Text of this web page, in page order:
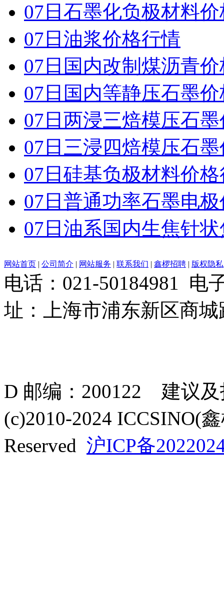
07日石墨化负极材料
07日油浆价格行情
07日国内改制煤沥青
07日国内 等静压石墨
07日两浸三焙模压石
07日三浸四焙模压石
07日硅基负极材料价
07日普通功率石墨电
07日油系国内生焦针
网站首页 | 公司简介 | 网站服务 | 联系我们 | 鑫椤招聘 | 版权隐私
电话：021-50184981 电
址：上海市浦东新区商
D 邮编：200122 建议
(c)2010-2024 ICCSINO(
Reserved 沪ICP备